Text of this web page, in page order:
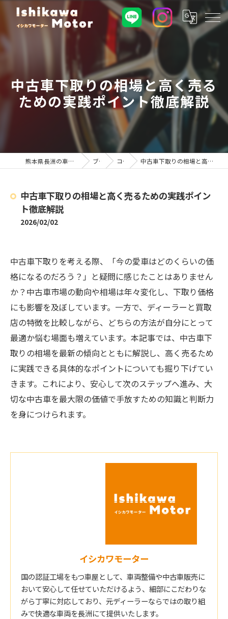
中古車下取りの相場と高く売る
ための実践ポイント徹底解説
熊本県長洲の車屋ならイシカワモーター ブログ コラム 中古車下取りの相場と高く売るための実践ポイント徹底解説
中古車下取りの相場と高く売るための実践ポイン
ト徹底解説
2026/02/02
中古車下取りを考える際、「今の愛車はどのくらいの価
格になるのだろう？」と疑問に感じたことはありません
か？中古車市場の動向や相場は年々変化し、下取り価格
にも影響を及ぼしています。一方で、ディーラーと買取
店の特徴を比較しながら、どちらの方法が自分にとって
最適か悩む場面も増えています。本記事では、中古車下
取りの相場を最新の傾向とともに解説し、高く売るため
に実践できる具体的なポイントについても掘り下げてい
きます。これにより、安心して次のステップへ進み、大
切な中古車を最大限の価値で手放すための知識と判断力
を身につけられます。
イシカワモーター
国の認証工場をもつ車屋として、車両整備や中古車販売に
おいて安心して任せていただけるよう、細部にこだわりな
がら丁寧に対応しており、元ディーラーならではの取り組
みで快適な車両を長洲にて提供いたします。